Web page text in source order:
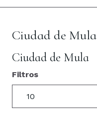
Ciudad de Mula
Ciudad de Mula
Filtros